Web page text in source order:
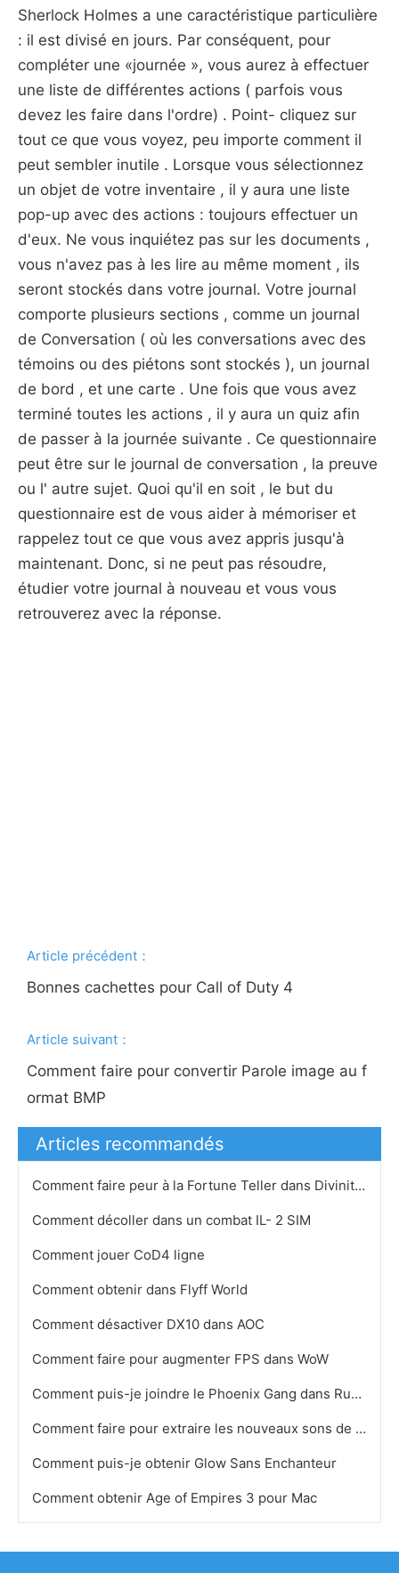
Sherlock Holmes a une caractéristique particulière
: il est divisé en jours. Par conséquent, pour
compléter une «journée », vous aurez à effectuer
une liste de différentes actions ( parfois vous
devez les faire dans l'ordre) . Point- cliquez sur
tout ce que vous voyez, peu importe comment il
peut sembler inutile . Lorsque vous sélectionnez
un objet de votre inventaire , il y aura une liste
pop-up avec des actions : toujours effectuer un
d'eux. Ne vous inquiétez pas sur les documents ,
vous n'avez pas à les lire au même moment , ils
seront stockés dans votre journal. Votre journal
comporte plusieurs sections , comme un journal
de Conversation ( où les conversations avec des
témoins ou des piétons sont stockés ), un journal
de bord , et une carte . Une fois que vous avez
terminé toutes les actions , il y aura un quiz afin
de passer à la journée suivante . Ce questionnaire
peut être sur le journal de conversation , la preuve
ou l' autre sujet. Quoi qu'il en soit , le but du
questionnaire est de vous aider à mémoriser et
rappelez tout ce que vous avez appris jusqu'à
maintenant. Donc, si ne peut pas résoudre,
étudier votre journal à nouveau et vous vous
retrouverez avec la réponse.
Article précédent：
Bonnes cachettes pour Call of Duty 4
Article suivant：
Comment faire pour convertir Parole image au f
ormat BMP
Articles recommandés
Comment faire peur à la Fortune Teller dans Divinity 2
Comment décoller dans un combat IL- 2 SIM
Comment jouer CoD4 ligne
Comment obtenir dans Flyff World
Comment désactiver DX10 dans AOC
Comment faire pour augmenter FPS dans WoW
Comment puis-je joindre le Phoenix Gang dans RuneScape
Comment faire pour extraire les nouveaux sons de l'Unité De La Revanche de Yuri
Comment puis-je obtenir Glow Sans Enchanteur
Comment obtenir Age of Empires 3 pour Mac